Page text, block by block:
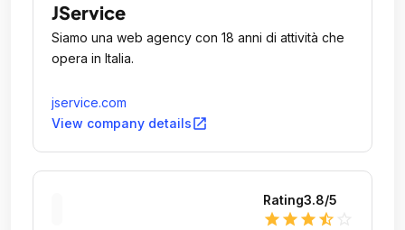
JService
Siamo una web agency con 18 anni di attività che
opera in Italia.
jservice.com
View company detailsopen_in_new
Rating3.8/5
star star star star_half